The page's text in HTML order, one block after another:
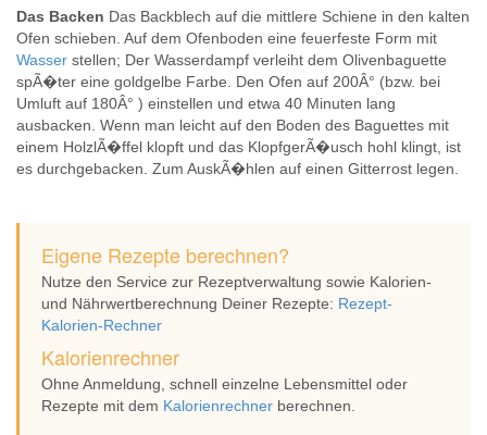
Das Backen Das Backblech auf die mittlere Schiene in den kalten
Ofen schieben. Auf dem Ofenboden eine feuerfeste Form mit
Wasser stellen; Der Wasserdampf verleiht dem Olivenbaguette
spÃ�ter eine goldgelbe Farbe. Den Ofen auf 200Â° (bzw. bei
Umluft auf 180Â° ) einstellen und etwa 40 Minuten lang
ausbacken. Wenn man leicht auf den Boden des Baguettes mit
einem HolzlÃ�ffel klopft und das KlopfgerÃ�usch hohl klingt, ist
es durchgebacken. Zum AuskÃ�hlen auf einen Gitterrost legen.
Eigene Rezepte berechnen?
Nutze den Service zur Rezeptverwaltung sowie Kalorien-
und Nährwertberechnung Deiner Rezepte: Rezept-
Kalorien-Rechner
Kalorienrechner
Ohne Anmeldung, schnell einzelne Lebensmittel oder
Rezepte mit dem Kalorienrechner berechnen.